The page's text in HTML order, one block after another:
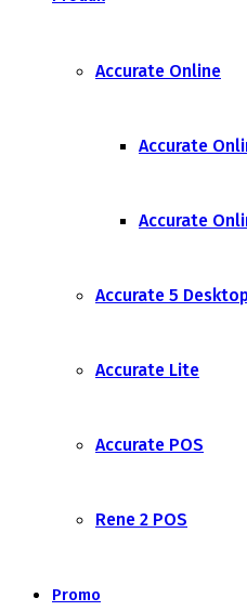
Accurate Online
Accurate
Accurate
Accurate 5
Accurate Lite
Accurate POS
Rene 2 POS
Promo